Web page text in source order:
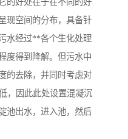
的好处在于在不同的好
现空间的分布，具备针
水经过**各个生化处理
度得到降解。但污水中
的去除，并同时考虑对
，因此此处设置混凝沉
池出水，进入池，然后